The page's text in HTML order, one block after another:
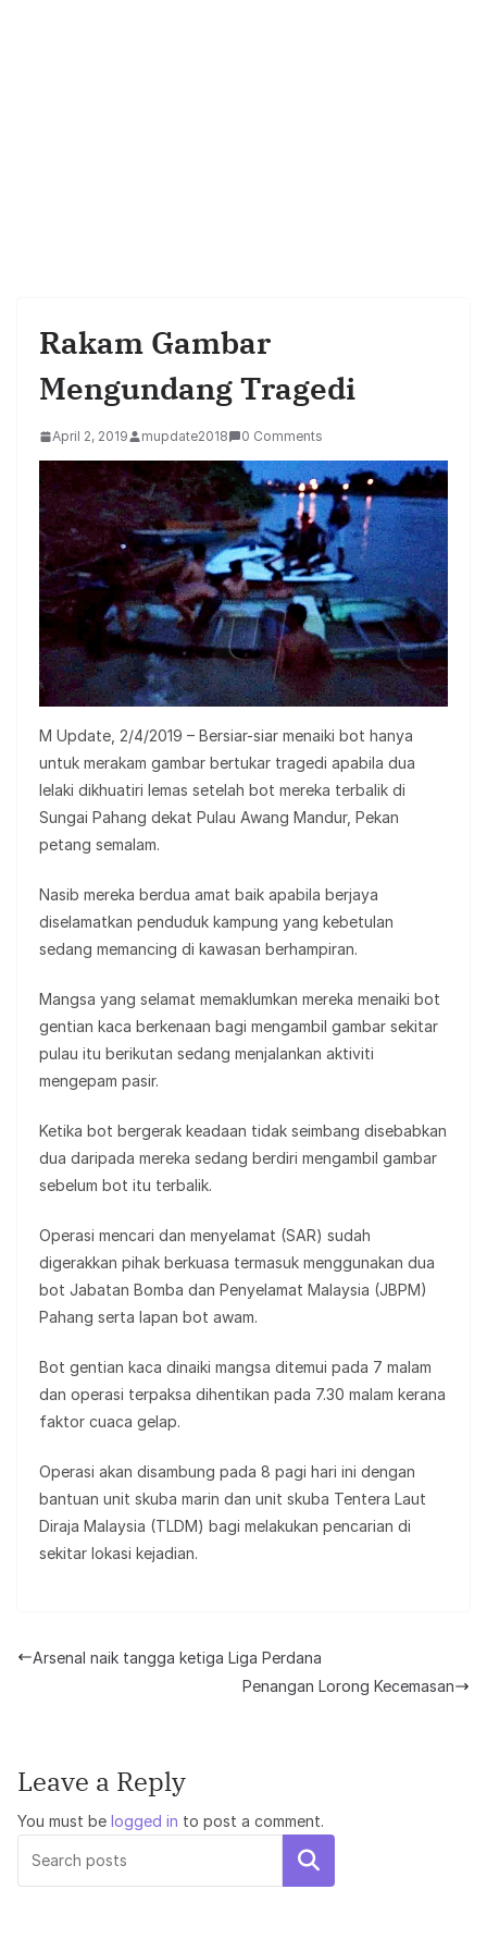
Rakam Gambar
Mengundang Tragedi
April 2, 2019 mupdate2018 0 Comments
M Update, 2/4/2019 – Bersiar-siar menaiki bot hanya
untuk merakam gambar bertukar tragedi apabila dua
lelaki dikhuatiri lemas setelah bot mereka terbalik di
Sungai Pahang dekat Pulau Awang Mandur, Pekan
petang semalam.
Nasib mereka berdua amat baik apabila berjaya
diselamatkan penduduk kampung yang kebetulan
sedang memancing di kawasan berhampiran.
Mangsa yang selamat memaklumkan mereka menaiki bot
gentian kaca berkenaan bagi mengambil gambar sekitar
pulau itu berikutan sedang menjalankan aktiviti
mengepam pasir.
Ketika bot bergerak keadaan tidak seimbang disebabkan
dua daripada mereka sedang berdiri mengambil gambar
sebelum bot itu terbalik.
Operasi mencari dan menyelamat (SAR) sudah
digerakkan pihak berkuasa termasuk menggunakan dua
bot Jabatan Bomba dan Penyelamat Malaysia (JBPM)
Pahang serta lapan bot awam.
Bot gentian kaca dinaiki mangsa ditemui pada 7 malam
dan operasi terpaksa dihentikan pada 7.30 malam kerana
faktor cuaca gelap.
Operasi akan disambung pada 8 pagi hari ini dengan
bantuan unit skuba marin dan unit skuba Tentera Laut
Diraja Malaysia (TLDM) bagi melakukan pencarian di
sekitar lokasi kejadian.
Arsenal naik tangga ketiga Liga Perdana
Penangan Lorong Kecemasan
Leave a Reply
You must be logged in to post a comment.
Search